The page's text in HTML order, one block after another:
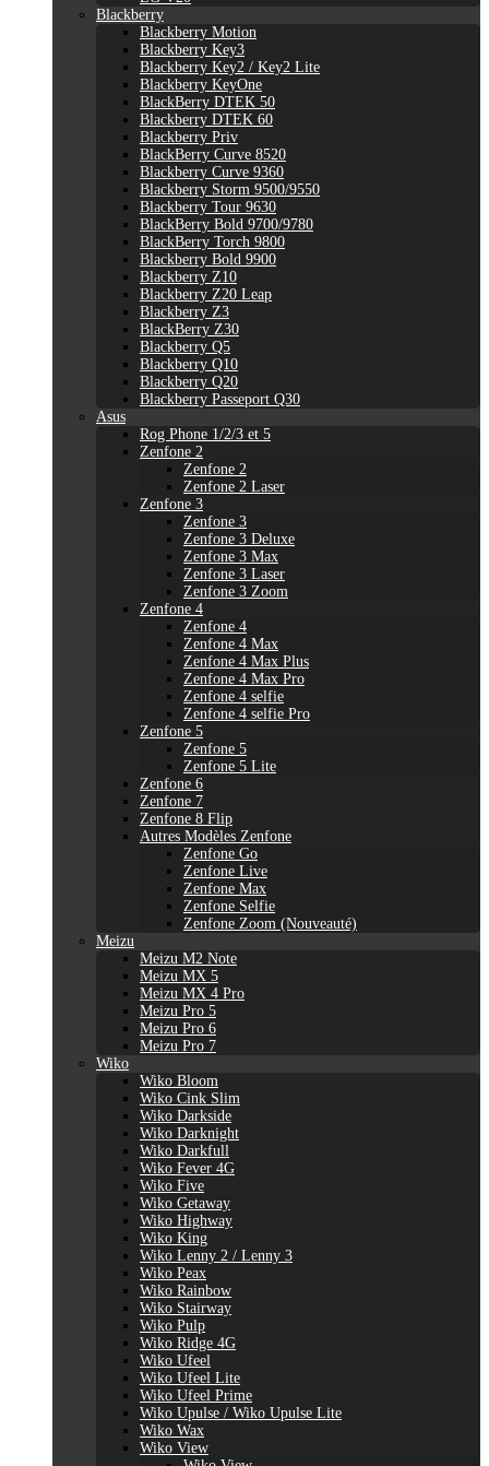
Blackberry
Blackberry Motion
Blackberry Key3
Blackberry Key2 / Key2 Lite
Blackberry KeyOne
BlackBerry DTEK 50
Blackberry DTEK 60
Blackberry Priv
BlackBerry Curve 8520
Blackberry Curve 9360
Blackberry Storm 9500/9550
Blackberry Tour 9630
BlackBerry Bold 9700/9780
BlackBerry Torch 9800
Blackberry Bold 9900
Blackberry Z10
Blackberry Z20 Leap
Blackberry Z3
BlackBerry Z30
Blackberry Q5
Blackberry Q10
Blackberry Q20
Blackberry Passeport Q30
Asus
Rog Phone 1/2/3 et 5
Zenfone 2
Zenfone 2
Zenfone 2 Laser
Zenfone 3
Zenfone 3
Zenfone 3 Deluxe
Zenfone 3 Max
Zenfone 3 Laser
Zenfone 3 Zoom
Zenfone 4
Zenfone 4
Zenfone 4 Max
Zenfone 4 Max Plus
Zenfone 4 Max Pro
Zenfone 4 selfie
Zenfone 4 selfie Pro
Zenfone 5
Zenfone 5
Zenfone 5 Lite
Zenfone 6
Zenfone 7
Zenfone 8 Flip
Autres Modèles Zenfone
Zenfone Go
Zenfone Live
Zenfone Max
Zenfone Selfie
Zenfone Zoom (Nouveauté)
Meizu
Meizu M2 Note
Meizu MX 5
Meizu MX 4 Pro
Meizu Pro 5
Meizu Pro 6
Meizu Pro 7
Wiko
Wiko Bloom
Wiko Cink Slim
Wiko Darkside
Wiko Darknight
Wiko Darkfull
Wiko Fever 4G
Wiko Five
Wiko Getaway
Wiko Highway
Wiko King
Wiko Lenny 2 / Lenny 3
Wiko Peax
Wiko Rainbow
Wiko Stairway
Wiko Pulp
Wiko Ridge 4G
Wiko Ufeel
Wiko Ufeel Lite
Wiko Ufeel Prime
Wiko Upulse / Wiko Upulse Lite
Wiko Wax
Wiko View